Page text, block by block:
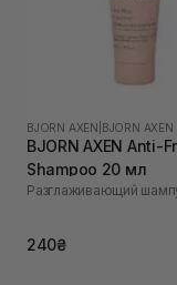
BJORN AXEN BJORN
BJORN AXEN Anti-
Shampoo 20 мл
Разглаживающий
240₴